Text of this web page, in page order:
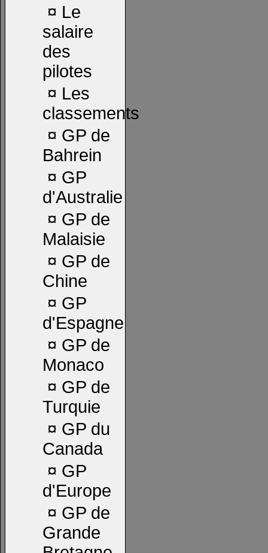
¤ Le
salaire
des
pilotes
¤ Les
classements
¤ GP de
Bahrein
¤ GP
d'Australie
¤ GP de
Malaisie
¤ GP de
Chine
¤ GP
d'Espagne
¤ GP de
Monaco
¤ GP de
Turquie
¤ GP du
Canada
¤ GP
d'Europe
¤ GP de
Grande